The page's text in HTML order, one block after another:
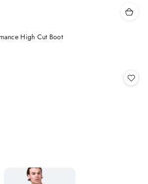
High Cut Boot